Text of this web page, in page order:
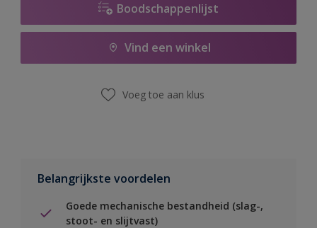
Boodschappenlijst
Vind een winkel
Voeg toe aan klus
Belangrijkste voordelen
Goede mechanische bestandheid (slag-,
stoot- en slijtvast)